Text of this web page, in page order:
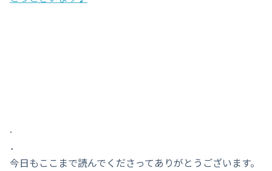
.
．
今日もここまで読んでくださってありがとうございます。